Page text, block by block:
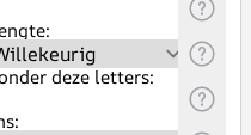
deze letters: